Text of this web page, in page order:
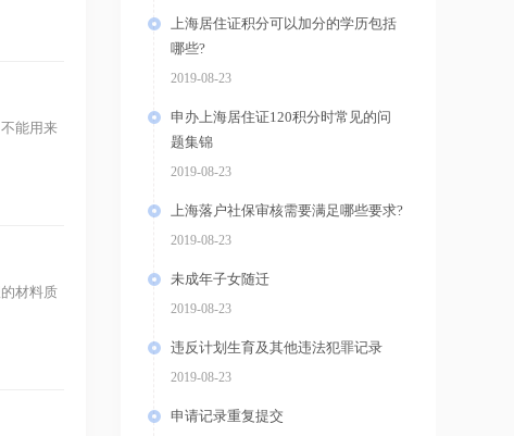
能用来
材料质
上海居住证积分可以加分的学历包括
哪些?
2019-08-23
申办上海居住证120积分时常见的问
题集锦
2019-08-23
上海落户社保审核需要满足哪些要求?
2019-08-23
未成年子女随迁
2019-08-23
违反计划生育及其他违法犯罪记录
2019-08-23
申请记录重复提交